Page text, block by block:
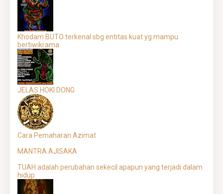
Khodam BUTO terkenal sbg entitas kuat yg mampu
bertiwikrama
JELAS HOKI DONG
Cara Pemaharan Azimat
MANTRA AJISAKA
TUAH adalah perubahan sekecil apapun yang terjadi dalam
hidup